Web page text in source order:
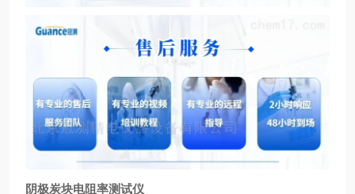
阴极炭块电阻率测试仪